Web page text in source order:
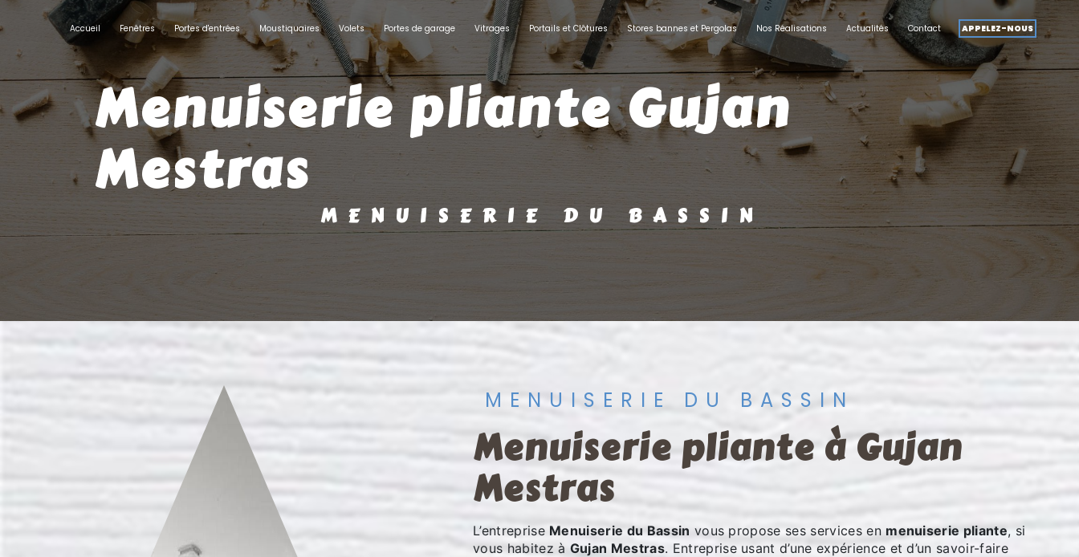
Accueil Fenêtres Portes d'entrées Moustiquaires Volets Portes de garage Vitrages Portails et Clôtures Stores bannes et Pergolas Nos Réalisations Actualités Contact APPELEZ-NOUS
menuiserie pliante Gujan
Mestras
MENUISERIE DU BASSIN
MENUISERIE DU BASSIN
menuiserie pliante à Gujan
Mestras
L’entreprise Menuiserie du Bassin vous propose ses services en menuiserie pliante, si
vous habitez à Gujan Mestras. Entreprise usant d’une expérience et d’un savoir-faire
Panneau de gestion des cookies